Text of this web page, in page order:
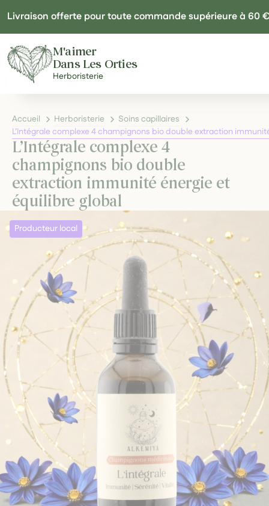
Livraison offerte pour toute commande supérieure à 60 €
M'aimer
Dans Les Orties
Herboristerie
Accueil Herboristerie
Soins capillaires
L’Intégrale complexe 4 champignons bio double extraction
L’Intégrale complexe 4
champignons bio double
extraction immunité énergie et
équilibre global